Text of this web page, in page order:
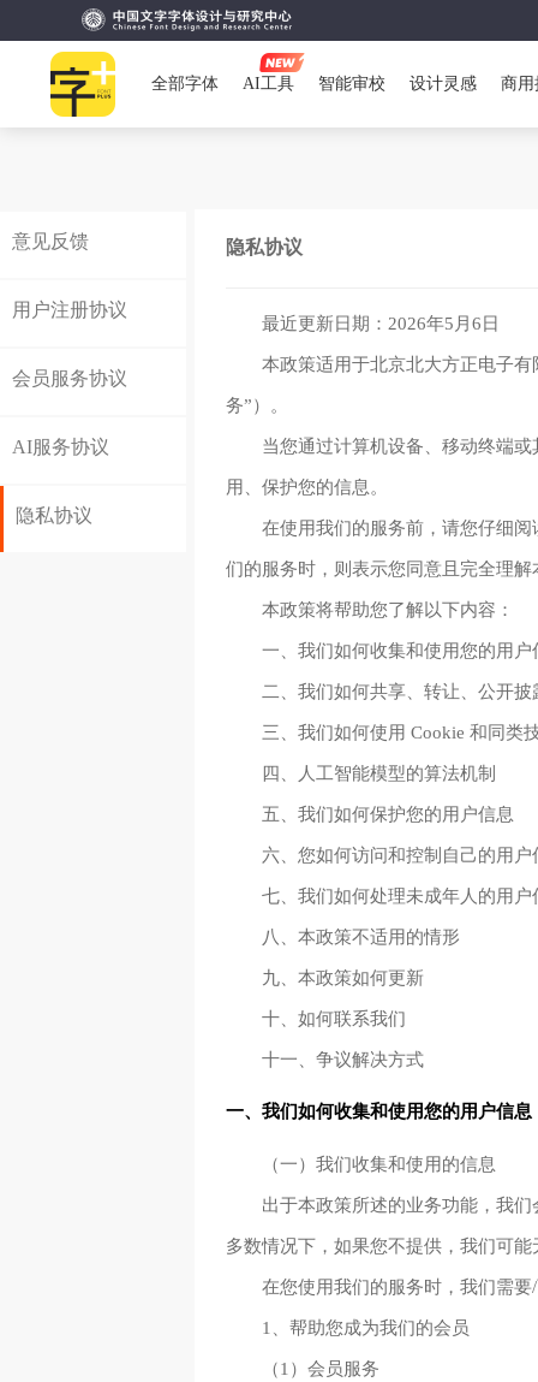
全部字体 AI工具 智能审校 设计灵感 商用
意见反馈
用户注册协议
会员服务协议
AI服务协议
隐私协议
隐私协议
最近更新日期：2026年5月6日
本政策适用于北京北大方正电子
务”）。
当您通过计算机设备、移动终端
用、保护您的信息。
在使用我们的服务前，请您仔细
们的服务时，则表示您同意且完全理
本政策将帮助您了解以下内容：
一、我们如何收集和使用您的用户
二、我们如何共享、转让、公开
三、我们如何使用 Cookie 和同类
四、人工智能模型的算法机制
五、我们如何保护您的用户信息
六、您如何访问和控制自己的用户
七、我们如何处理未成年人的用户
八、本政策不适用的情形
九、本政策如何更新
十、如何联系我们
十一、争议解决方式
一、我们如何收集和使用您的用户信息
（一）我们收集和使用的信息
出于本政策所述的业务功能，我
多数情况下，如果您不提供，我们可
在您使用我们的服务时，我们需
1、帮助您成为我们的会员
（1）会员服务